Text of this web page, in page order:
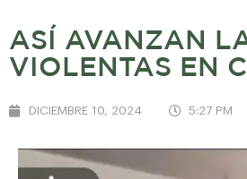
ASÍ AVANZAN
VIOLENTAS EN
DICIEMBRE 10, 2024 5:27 PM